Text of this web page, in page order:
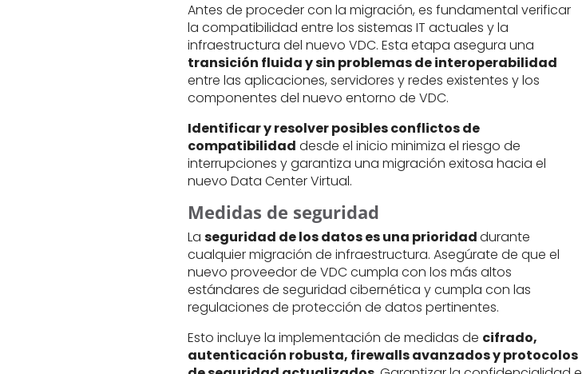
Antes de proceder con la migración, es fundamental verificar
la compatibilidad entre los sistemas IT actuales y la
infraestructura del nuevo VDC. Esta etapa asegura una
transición fluida y sin problemas de interoperabilidad
entre las aplicaciones, servidores y redes existentes y los
componentes del nuevo entorno de VDC.
Identificar y resolver posibles conflictos de
compatibilidad desde el inicio minimiza el riesgo de
interrupciones y garantiza una migración exitosa hacia el
nuevo Data Center Virtual.
Medidas de seguridad
Laseguridad de los datos es una prioridaddurante
cualquier migración de infraestructura. Asegúrate de que el
nuevo proveedor de VDC cumpla con los más altos
estándares de seguridad cibernética y cumpla con las
regulaciones de protección de datos pertinentes.
Esto incluye la implementación de medidas de cifrado,
autenticación robusta, firewalls avanzados y protocolos